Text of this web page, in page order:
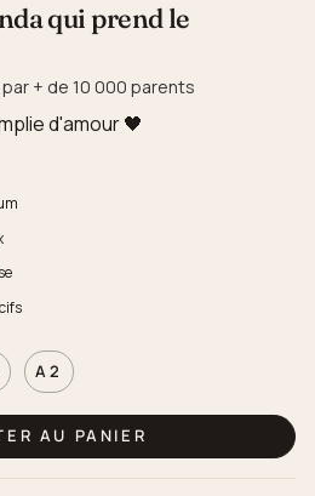
qui prend le
+ de 10 000 parents
d'amour 🖤
A2
AU PANIER